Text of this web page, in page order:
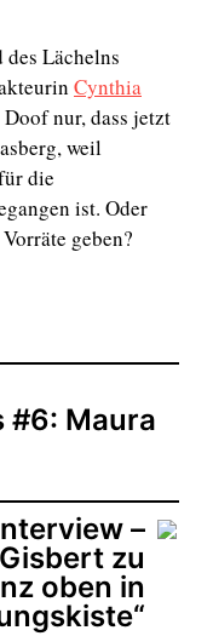
Lächelns
Cynthia
nur, dass jetzt
weil
die
ist. Oder
geben?
#6: Maura
–
zu
oben in